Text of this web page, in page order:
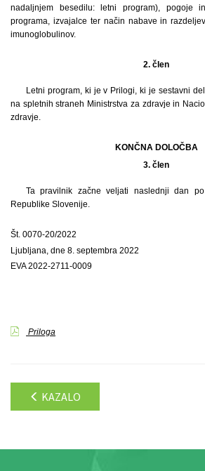
nadaljnjem besedilu: letni program), pogoje
programa, izvajalce ter način nabave in
imunoglobulinov.
2. člen
Letni program, ki je v Prilogi, ki je sestavni
na spletnih straneh Ministrstva za zdravje in
zdravje.
KONČNA DOLOČBA
3. člen
Ta pravilnik začne veljati naslednji dan
Republike Slovenije.
Št. 0070-20/2022
Ljubljana, dne 8. septembra 2022
EVA 2022-2711-0009
Priloga
KAZALO